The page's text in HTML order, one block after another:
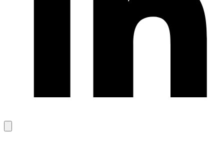
kopyala